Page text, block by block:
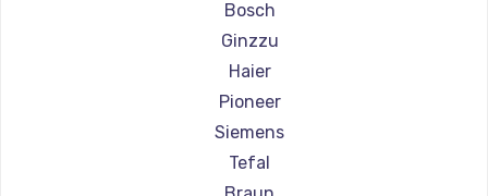
Ремонт парогенераторов RED solution
Bosch
Ginzzu
Haier
Pioneer
Siemens
Tefal